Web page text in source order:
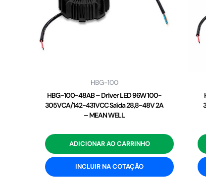
HBG-100
HBG-100-48AB – Driver LED 96W 100-
305VCA/142-431VCC Saída 28,8-48V 2A
– MEAN WELL
ADICIONAR AO CARRINHO
INCLUIR NA COTAÇÃO